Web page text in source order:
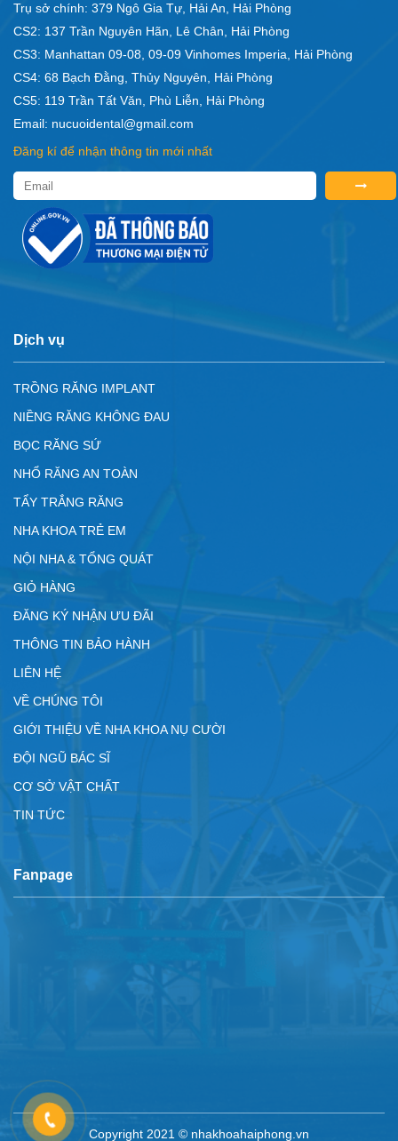
Trụ sở chính: 379 Ngô Gia Tự, Hải An, Hải Phòng
CS2: 137 Trần Nguyên Hãn, Lê Chân, Hải Phòng
CS3: Manhattan 09-08, 09-09 Vinhomes Imperia, Hải Phòng
CS4: 68 Bạch Đằng, Thủy Nguyên, Hải Phòng
CS5: 119 Trần Tất Văn, Phù Liễn, Hải Phòng
Email: nucuoidental@gmail.com
Đăng kí để nhận thông tin mới nhất
Dịch vụ
TRỒNG RĂNG IMPLANT
NIỀNG RĂNG KHÔNG ĐAU
BỌC RĂNG SỨ
NHỔ RĂNG AN TOÀN
TẨY TRẮNG RĂNG
NHA KHOA TRẺ EM
NỘI NHA & TỔNG QUÁT
GIỎ HÀNG
ĐĂNG KÝ NHẬN ƯU ĐÃI
THÔNG TIN BẢO HÀNH
LIÊN HỆ
VỀ CHÚNG TÔI
GIỚI THIỆU VỀ NHA KHOA NỤ CƯỜI
ĐỘI NGŨ BÁC SĨ
CƠ SỞ VẬT CHẤT
TIN TỨC
Fanpage
Copyright 2021 © nhakhoahaiphong.vn